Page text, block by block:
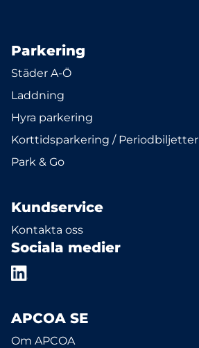
Parkering
Städer A-Ö
Laddning
Hyra parkering
Korttidsparkering / Periodbiljetter
Park & Go
Kundservice
Kontakta oss
Sociala medier
APCOA SE
Om APCOA